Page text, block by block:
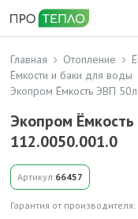
Главная Отопление
Ёмкости и баки для воды
Экопром Ёмкость ЭВП
Экопром
112.0050.001.0
Артикул:66457
Гарантия от производителя: